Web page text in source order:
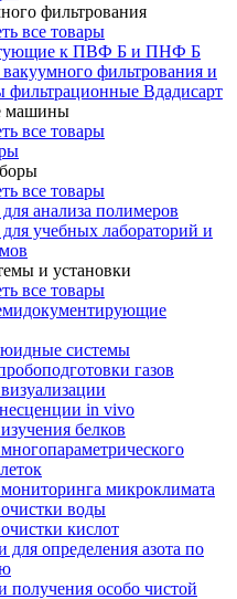
фильтрования
все товары
к ПВФ Б и ПНФ Б
фильтрования и
фильтрационные Вдадисарт
машины
все товары
все товары
анализа полимеров
учебных лабораторий и
и установки
все товары
системы
газов
in vivo
белков
микроклимата
воды
кислот
для определения азота по
получения особо чистой